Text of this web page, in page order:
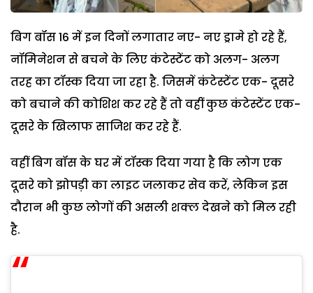
बिग बॉस 16 में इन दिनों लगातार नए- नए ड्रामे हो रहे हैं,
नॉमिनेशन से बचने के लिए कंटेस्टेंट को अलग- अलग
तरह का टॉस्क दिया जा रहा है. जिसमें कंटेस्टेंट एक- दूसरे
को बचाने की कोशिश कर रहे हैं तो वहीं कुछ कंटेस्टेंट एक-
दूसरे के खिलाफ साजिश कर रहे हैं.
वहीं बिग बॉस के घर में टॉस्क दिया गया है कि लोग एक
दूसरे को झोपड़ी का लाइट जलाकर सेव करें, लेकिन इस
दौरान भी कुछ लोगों की असली शक्ल देखने को मिल रही
है.